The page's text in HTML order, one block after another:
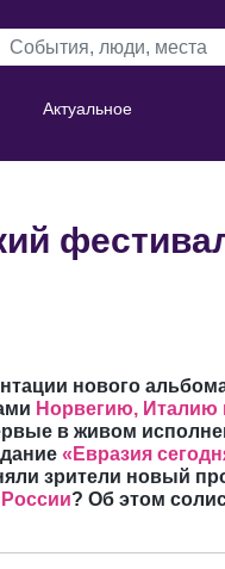
Актуальное
нового
Норвегию, Италию
в живом
«Евразия
зрители новый
России? Об этом